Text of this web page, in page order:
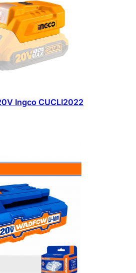
Ingco CUCLI2022